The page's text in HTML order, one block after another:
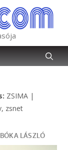
Kategória
ZSIMA |
, zsnet